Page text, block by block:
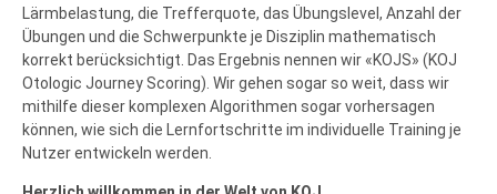
Lärmbelastung, die Trefferquote, das Übungslevel, Anzahl der
Übungen und die Schwerpunkte je Disziplin mathematisch
korrekt berücksichtigt. Das Ergebnis nennen wir «KOJS» (KOJ
Otologic Journey Scoring). Wir gehen sogar so weit, dass wir
mithilfe dieser komplexen Algorithmen sogar vorhersagen
können, wie sich die Lernfortschritte im individuelle Training je
Nutzer entwickeln werden.
Der ganze Fortschritt auf einen Blick – Die